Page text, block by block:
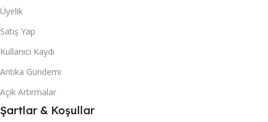
Üyelik
Satış Yap
Kullanıcı Kaydı
Antika Gündemi
Açık Artırmalar
Şartlar & Koşullar